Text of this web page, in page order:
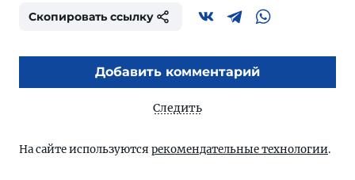
Скопировать ссылку
Добавить комментарий
Следить
На сайте используются рекомендательные технологии.